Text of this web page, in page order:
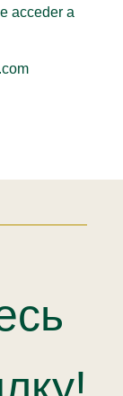
acceder a